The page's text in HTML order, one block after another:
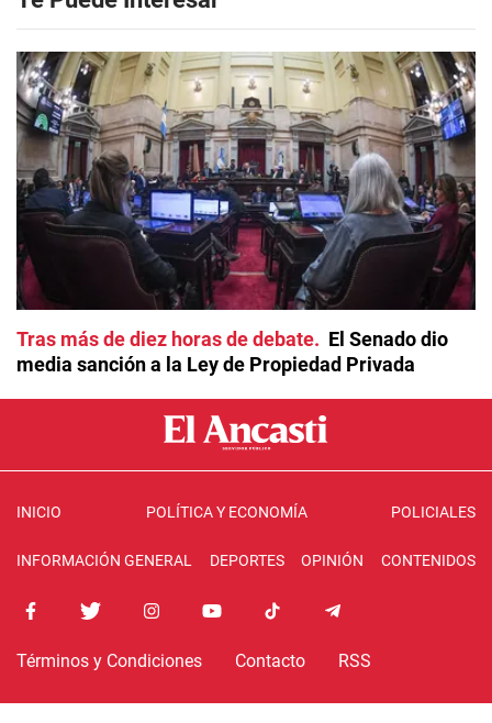
Tras más de diez horas de debate
El Senado dio
media sanción a la Ley de Propiedad Privada
INICIO POLÍTICA Y ECONOMÍA POLICIALES
INFORMACIÓN GENERAL DEPORTES OPINIÓN CONTENIDOS
Términos y Condiciones Contacto RSS